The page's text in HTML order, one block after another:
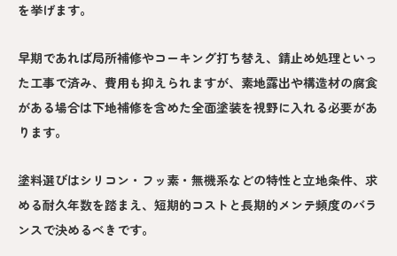
を挙げます。
早期であれば局所補修やコーキング打ち替え、錆止め処理といっ
た工事で済み、費用も抑えられますが、素地露出や構造材の腐食
がある場合は下地補修を含めた全面塗装を視野に入れる必要があ
ります。
塗料選びはシリコン・フッ素・無機系などの特性と立地条件、求
める耐久年数を踏まえ、短期的コストと長期的メンテ頻度のバラ
ンスで決めるべきです。